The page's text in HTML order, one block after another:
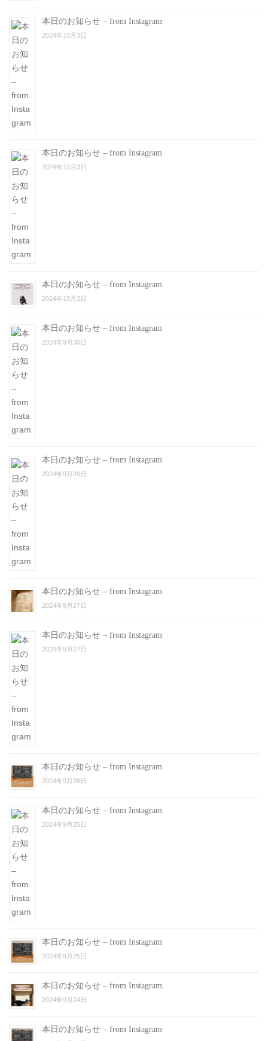
本日のお知らせ – from Instagram
2024年10月3日
本日のお知らせ – from Instagram
2024年10月3日
本日のお知らせ – from Instagram
2024年10月2日
本日のお知らせ – from Instagram
2024年9月30日
本日のお知らせ – from Instagram
2024年9月29日
本日のお知らせ – from Instagram
2024年9月27日
本日のお知らせ – from Instagram
2024年9月27日
本日のお知らせ – from Instagram
2024年9月26日
本日のお知らせ – from Instagram
2024年9月25日
本日のお知らせ – from Instagram
2024年9月25日
本日のお知らせ – from Instagram
2024年9月24日
本日のお知らせ – from Instagram